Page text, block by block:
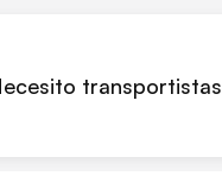
transportistas